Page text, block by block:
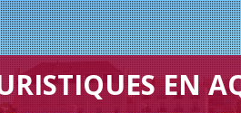
à visiter en aquitaine
EN